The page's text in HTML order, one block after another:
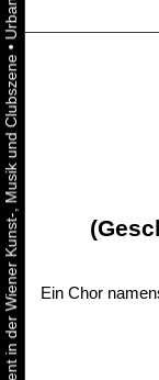
•
Ein Chor